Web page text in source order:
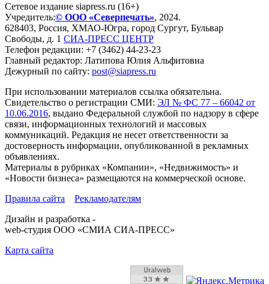
Сетевое издание siapress.ru (16+)
Учредитель:© ООО «Северпечать», 2024.
628403, Россия, ХМАО-Югра, город Сургут, Бульвар
Свободы, д. 1 СИА-ПРЕСС ЦЕНТР
Телефон редакции: +7 (3462) 44-23-23
Главный редактор: Латипова Юлия Альфитовна
Дежурный по сайту: post@siapress.ru
При использовании материалов ссылка обязательна.
Свидетельство о регистрации СМИ: ЭЛ № ФС 77 – 66042 от
10.06.2016, выдано Федеральной службой по надзору в сфере
связи, информационных технологий и массовых
коммуникаций. Редакция не несет ответственности за
достоверность информации, опубликованной в рекламных
объявлениях.
Материалы в рубриках «Компании», «Недвижимость» и
«Новости бизнеса» размещаются на коммерческой основе.
Правила сайта
Рекламодателям
Дизайн и разработка -
web-студия ООО «СМИА СИА-ПРЕСС»
Карта сайта